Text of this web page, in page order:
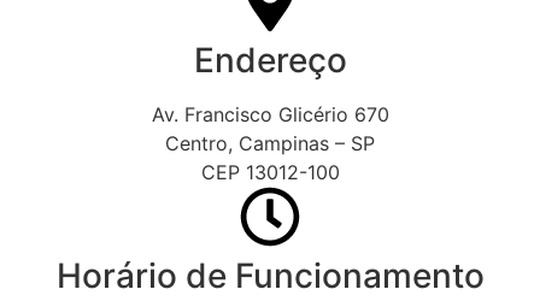
Endereço
Av. Francisco Glicério 670
Centro, Campinas – SP
CEP 13012-100
Horário de Funcionamento